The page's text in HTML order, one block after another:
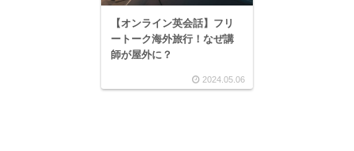
【オンライン英会話】フリ
ートーク海外旅行！なぜ講
師が屋外に？
2024.05.06